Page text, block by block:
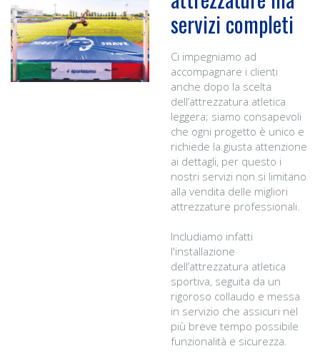
servizi completi
Ci impegniamo ad
accompagnare i clienti
anche dopo la scelta
dell’attrezzatura atletica
leggera; siamo consapevoli
che ogni progetto è unico e
richiede la giusta attenzione
ai dettagli, per questo i
nostri servizi non si limitano
alla vendita delle migliori
attrezzature professionali.
Includiamo infatti
l'installazione
dell’attrezzatura atletica
sportiva, seguita da un
rigoroso collaudo e messa
in servizio che assicuri nel
più breve tempo possibile
funzionalità e sicurezza.